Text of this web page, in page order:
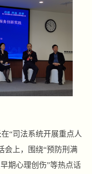
“司法系统开展重点人
会上，围绕“预防刑满
期心理创伤”等热点话